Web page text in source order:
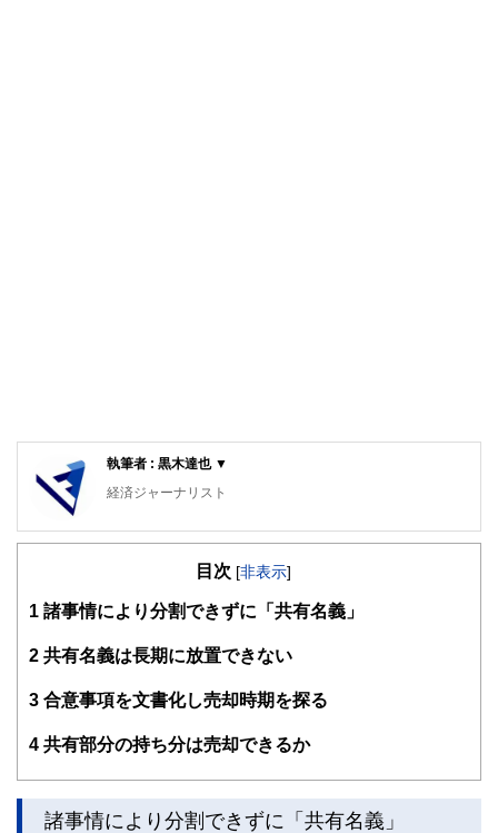
執筆者 : 黒木達也 ▼
経済ジャーナリスト
大手新聞社出版局勤務を経て現職。
目次 [非表示]
1 諸事情により分割できずに「共有名義」
2 共有名義は長期に放置できない
3 合意事項を文書化し売却時期を探る
4 共有部分の持ち分は売却できるか
諸事情により分割できずに「共有名義」